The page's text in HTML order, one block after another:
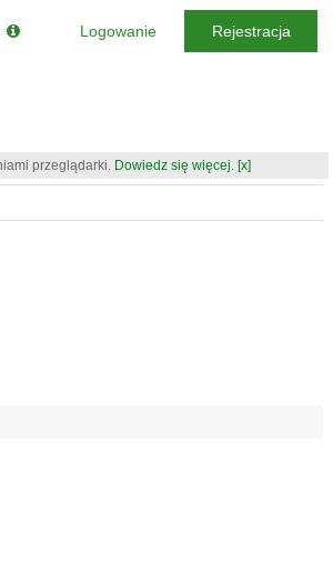
przeglądarki. Dowiedz się więcej. [x]
Logowanie Rejestracja